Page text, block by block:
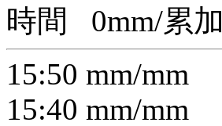
時間
0mm/累加
15:50 mm/mm
15:40 mm/mm